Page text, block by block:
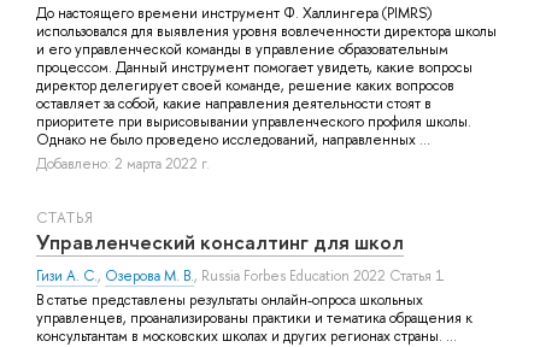
До настоящего времени инструмент Ф. Халлингера (PIMRS)
использовался для выявления уровня вовлеченности директора школы
и его управленческой команды в управление образовательным
процессом. Данный инструмент помогает увидеть, какие вопросы
директор делегирует своей команде, решение каких вопросов
оставляет за собой, какие направления деятельности стоят в
приоритете при вырисовывании управленческого профиля школы.
Однако не было проведено исследований, направленных ...
Добавлено: 2 марта 2022 г.
СТАТЬЯ
Управленческий консалтинг для школ
Гизи А. С., Озерова М. В., Russia Forbes Education 2022 Статья 1
В статье представлены результаты онлайн-опроса школьных
управленцев, проанализированы практики и тематика обращения к
консультантам в московских школах и других регионах страны. ...